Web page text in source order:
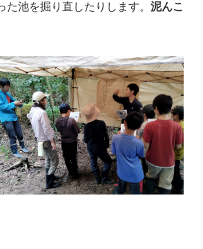
池を掘り直したりします。 泥んこ